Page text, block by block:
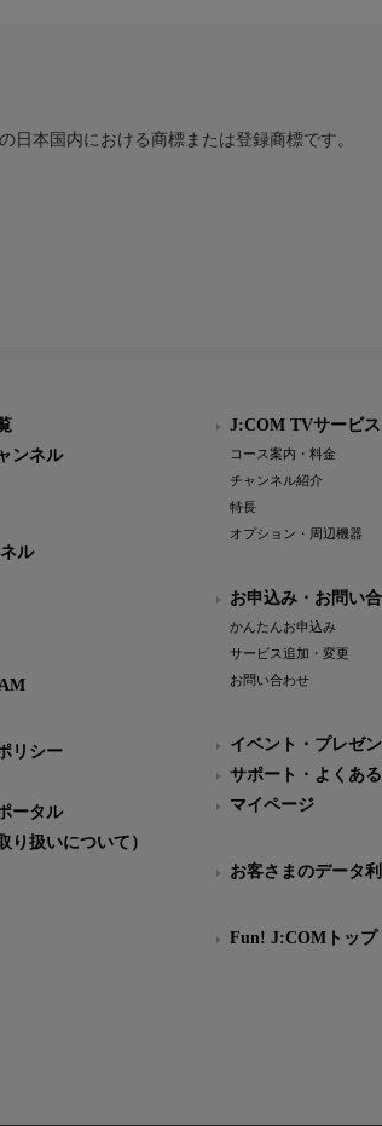
日本国内における商標または登録商標です。
ンネル
ル
リシー
ータル
り扱いについて）
J:COM TVサービ
コース案内・料金
チャンネル紹介
特長
オプション・周辺機器
お申込み・お問い
かんたんお申込み
サービス追加・変更
お問い合わせ
イベント・プレゼン
サポート・よくあ
マイページ
お客さまのデータ
Fun! J:COMトップ